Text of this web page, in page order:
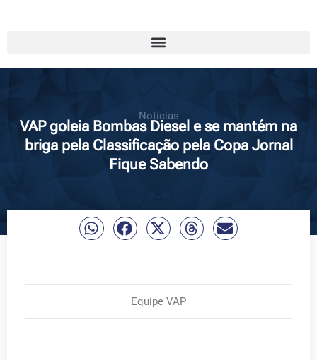
Notícias
VAP goleia Bombas Diesel e se mantém na
briga pela Classificação pela Copa Jornal
Fique Sabendo
Equipe VAP